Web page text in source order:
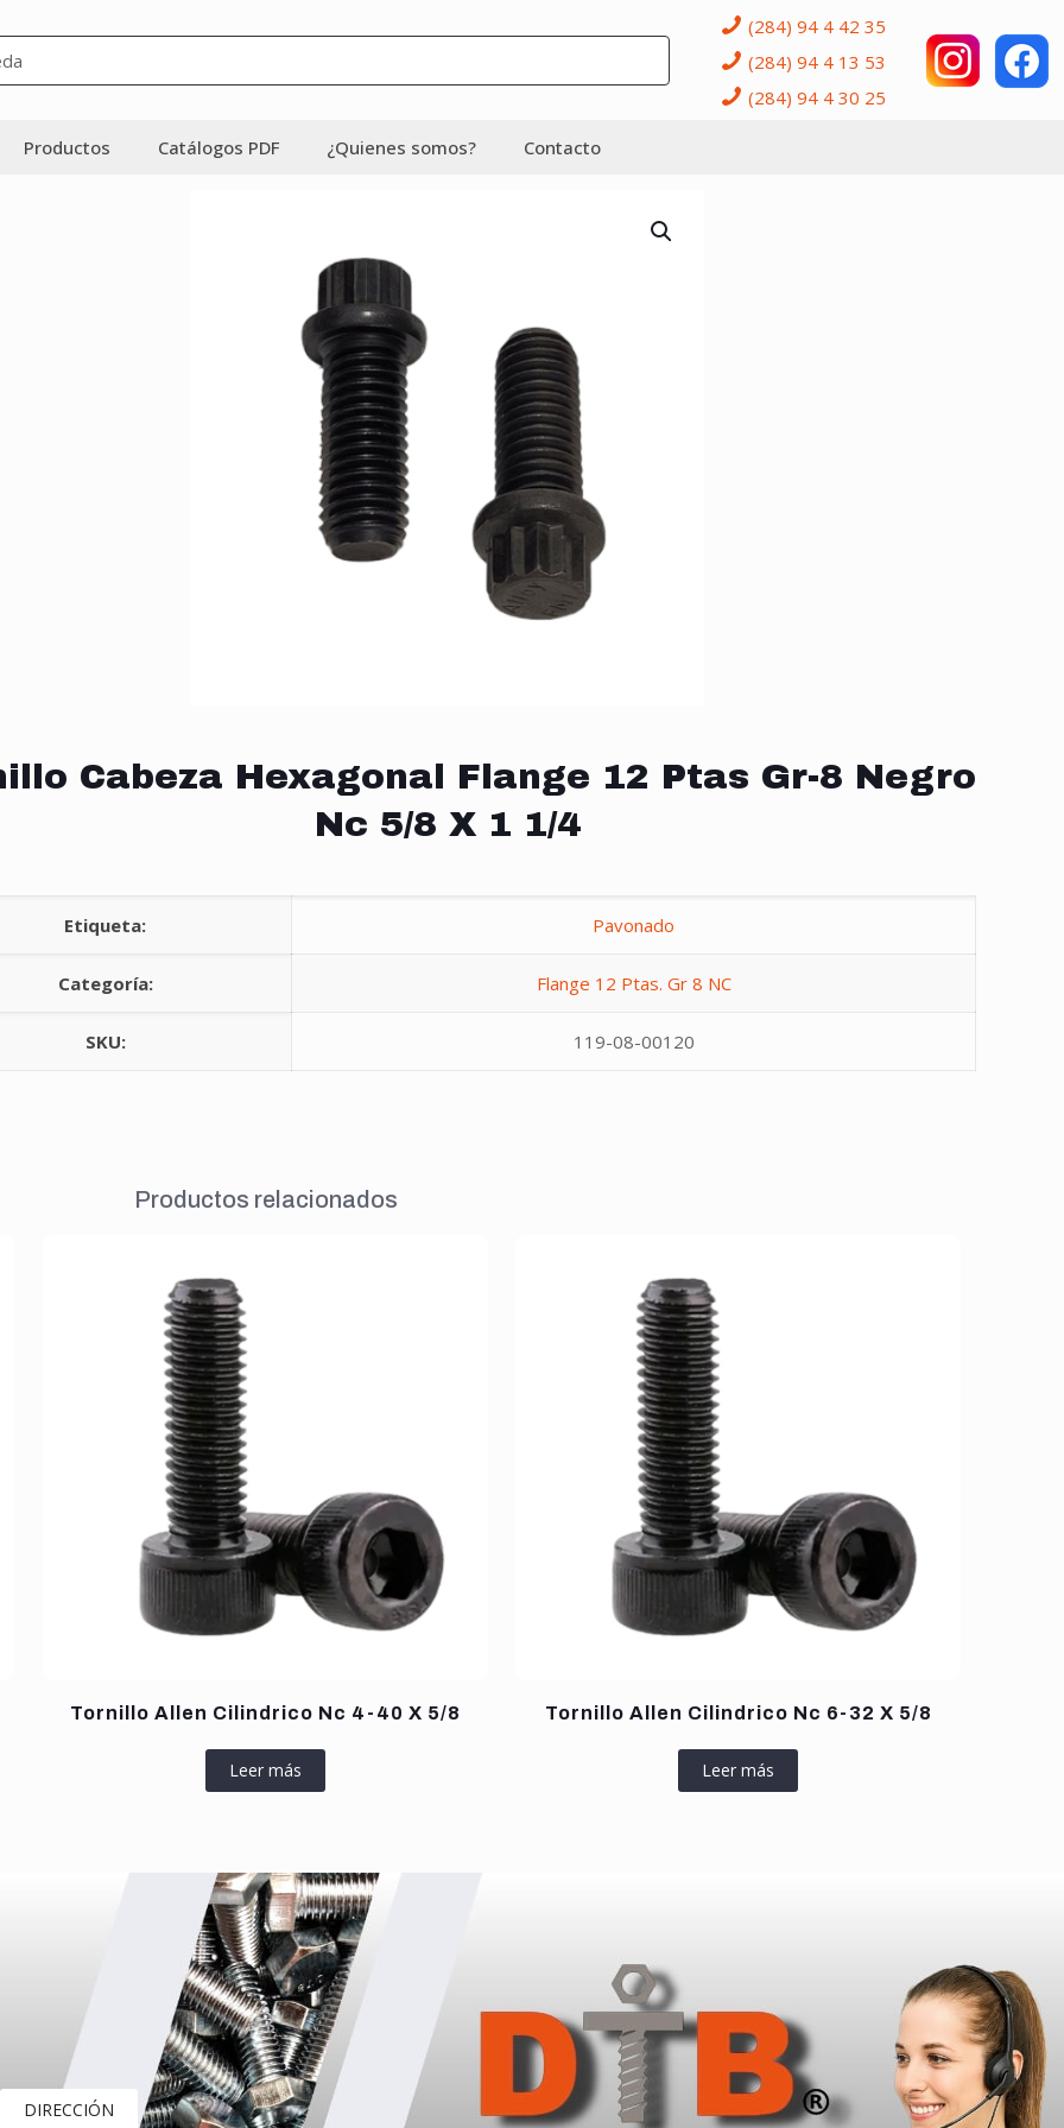
(284) 94 4 42 35
(284) 94 4 13 53
(284) 94 4 30 25
Productos Catálogos PDF ¿Quienes somos? Contacto
Cabeza Hexagonal Flange 12 Ptas Gr-8 Negro
Nc 5/8 X 1 1/4
Etiqueta: Pavonado
Categoría: Flange 12 Ptas. Gr 8 NC
SKU: 119-08-00120
Productos relacionados
Tornillo Allen Cilindrico Nc 4-40 X 5/8
Leer más
Tornillo Allen Cilindrico Nc 6-32 X 5/8
Leer más
DIRECCIÓN